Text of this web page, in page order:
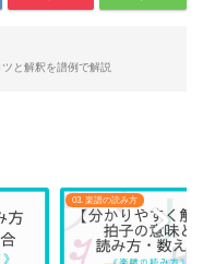
と解釈を譜例で解説
03. 楽譜の読み方